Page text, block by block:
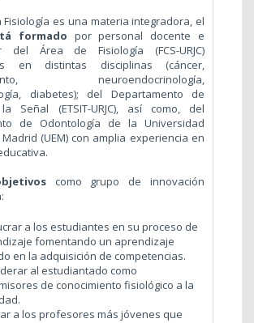
Fisiología es una materia integradora, el
formado por personal docente e
del Área de Fisiología (FCS-URJC)
en distintas disciplinas (cáncer,
neuroendocrinología,
diabetes); del Departamento de
Señal (ETSIT-URJC), así como, del
de Odontología de la Universidad
(UEM) con amplia experiencia en
como grupo de innovación
a los estudiantes en su proceso de
fomentando un aprendizaje
en la adquisición de competencias.
al estudiantado como
de conocimiento fisiológico a la
a los profesores más jóvenes que